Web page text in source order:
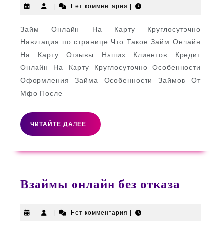
В
Нет комментария
Займ Онлайн На Карту Круглосуточно
Навигация по странице Что Такое Займ Онлайн
На Карту Отзывы Наших Клиентов Кредит
Онлайн На Карту Круглосуточно Особенности
Оформления Займа Особенности Займов От
Мфо После
ЧИТАЙТЕ ДАЛЕЕ
ЧИТАЙТЕ
ДАЛЕЕ
Взаймы онлайн без отказа
| | Нет комментария |